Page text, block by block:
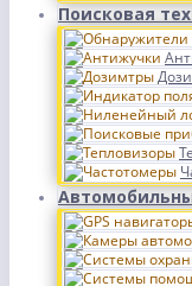
Поисковая